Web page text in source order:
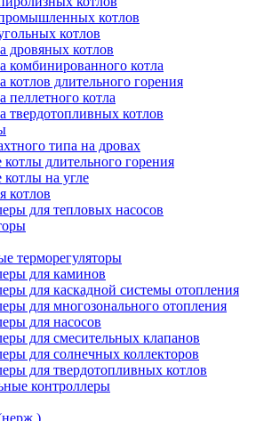
котлов
котлов
дровяных котлов
комбинированного котла
котлов длительного горения
пеллетного котла
твердотопливных котлов
типа на дровах
длительного горения
на угле
котлов
для тепловых насосов
терморегуляторы
для каминов
для каскадной системы отопления
для многозонального отопления
для насосов
для смесительных клапанов
для солнечных коллекторов
для твердотопливных котлов
контроллеры